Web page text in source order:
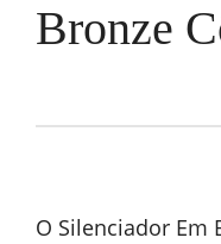
Bronze
O Silenciador Em